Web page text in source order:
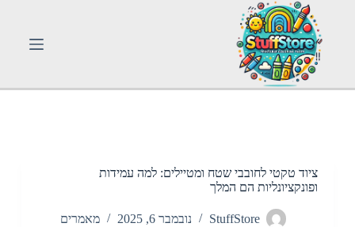
o
ציוד טקטי לחובבי שטח ומטיילים: למה עמידות
ופונקציונליות הם המלך
StuffStore נובמבר 6, 2025 מאמרים